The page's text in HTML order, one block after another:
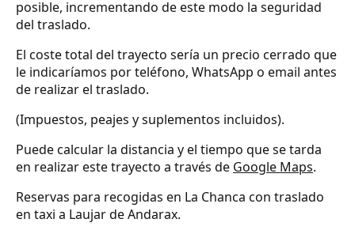
posible, incrementando de este modo la seguridad
del traslado.
El coste total del trayecto sería un precio cerrado que
le indicaríamos por teléfono, WhatsApp o email antes
de realizar el traslado.
(Impuestos, peajes y suplementos incluidos).
Puede calcular la distancia y el tiempo que se tarda
en realizar este trayecto a través de Google Maps.
Reservas para recogidas en La Chanca con traslado
en taxi a Laujar de Andarax.